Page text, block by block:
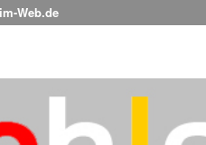
Web.de